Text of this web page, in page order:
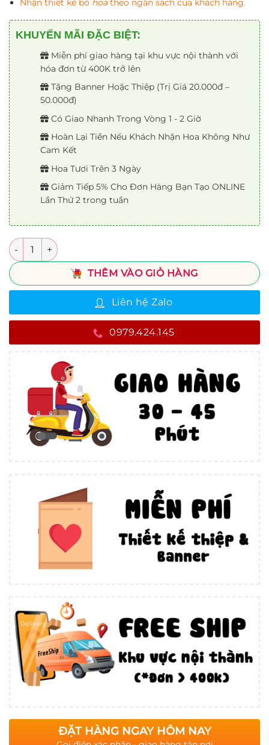
Nhận thiết kế bó hoatheo ngân sách của khách hàng.
KHUYẾN MÃI ĐẶC BIỆT:
Miễn phí giao hàng tại khu vực nội thành với
hóa đơn từ 400K trở lên
Tặng Banner Hoặc Thiệp (Trị Giá 20.000đ –
50.000đ)
Có Giao Nhanh Trong Vòng 1 - 2 Giờ
Hoàn Lại Tiền Nếu Khách Nhận Hoa Không Như
Cam Kết
Hoa Tươi Trên 3 Ngày
Giảm Tiếp 5% Cho Đơn Hàng Bạn Tạo ONLINE
Lần Thứ 2 trong tuần
Số lượng
THÊM VÀO GIỎ HÀNG
Liên hệ Zalo
0979.424.145
ĐẶT HÀNG NGAY HÔM NAY